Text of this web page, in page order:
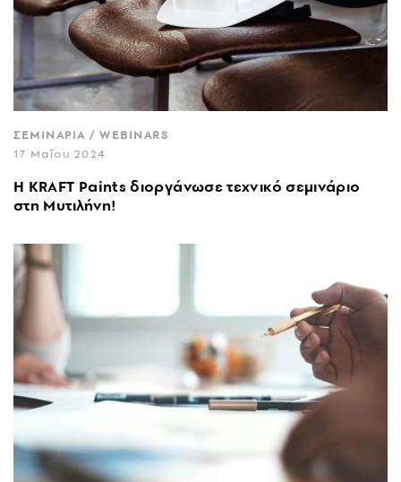
ΣΕΜΙΝΑΡΙΑ / WEBINARS
17 Μαΐου 2024
H KRAFT Paints διοργάνωσε τεχνικό σεμινάριο
στη Μυτιλήνη!